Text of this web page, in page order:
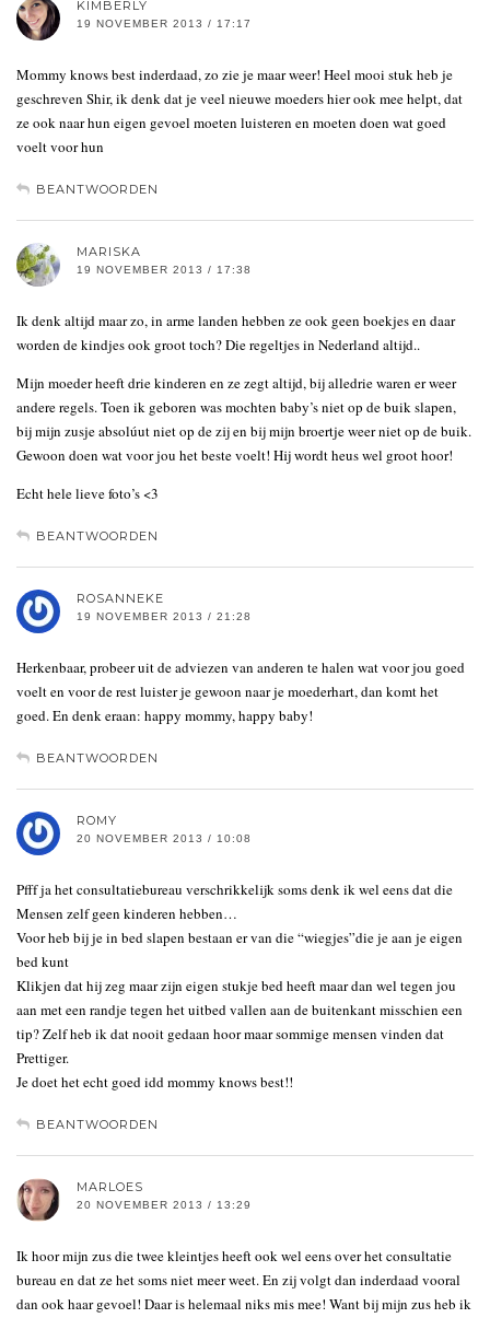
KIMBERLY
19 NOVEMBER 2013 / 17:17
Mommy knows best inderdaad, zo zie je maar weer! Heel mooi stuk heb je
geschreven Shir, ik denk dat je veel nieuwe moeders hier ook mee helpt, dat
ze ook naar hun eigen gevoel moeten luisteren en moeten doen wat goed
voelt voor hun
BEANTWOORDEN
MARISKA
19 NOVEMBER 2013 / 17:38
Ik denk altijd maar zo, in arme landen hebben ze ook geen boekjes en daar
worden de kindjes ook groot toch? Die regeltjes in Nederland altijd..
Mijn moeder heeft drie kinderen en ze zegt altijd, bij alledrie waren er weer
andere regels. Toen ik geboren was mochten baby’s niet op de buik slapen,
bij mijn zusje absolúut niet op de zij en bij mijn broertje weer niet op de buik.
Gewoon doen wat voor jou het beste voelt! Hij wordt heus wel groot hoor!
Echt hele lieve foto’s <3
BEANTWOORDEN
ROSANNEKE
19 NOVEMBER 2013 / 21:28
Herkenbaar, probeer uit de adviezen van anderen te halen wat voor jou goed
voelt en voor de rest luister je gewoon naar je moederhart, dan komt het
goed. En denk eraan: happy mommy, happy baby!
BEANTWOORDEN
ROMY
20 NOVEMBER 2013 / 10:08
Pfff ja het consultatiebureau verschrikkelijk soms denk ik wel eens dat die
Mensen zelf geen kinderen hebben…
Voor heb bij je in bed slapen bestaan er van die “wiegjes”die je aan je eigen
bed kunt
Klikjen dat hij zeg maar zijn eigen stukje bed heeft maar dan wel tegen jou
aan met een randje tegen het uitbed vallen aan de buitenkant misschien een
tip? Zelf heb ik dat nooit gedaan hoor maar sommige mensen vinden dat
Prettiger.
Je doet het echt goed idd mommy knows best!!
BEANTWOORDEN
MARLOES
20 NOVEMBER 2013 / 13:29
Ik hoor mijn zus die twee kleintjes heeft ook wel eens over het consultatie
bureau en dat ze het soms niet meer weet. En zij volgt dan inderdaad vooral
dan ook haar gevoel! Daar is helemaal niks mis mee! Want bij mijn zus heb ik